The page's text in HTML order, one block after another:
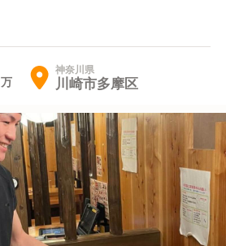
神奈川県
川崎市多摩区